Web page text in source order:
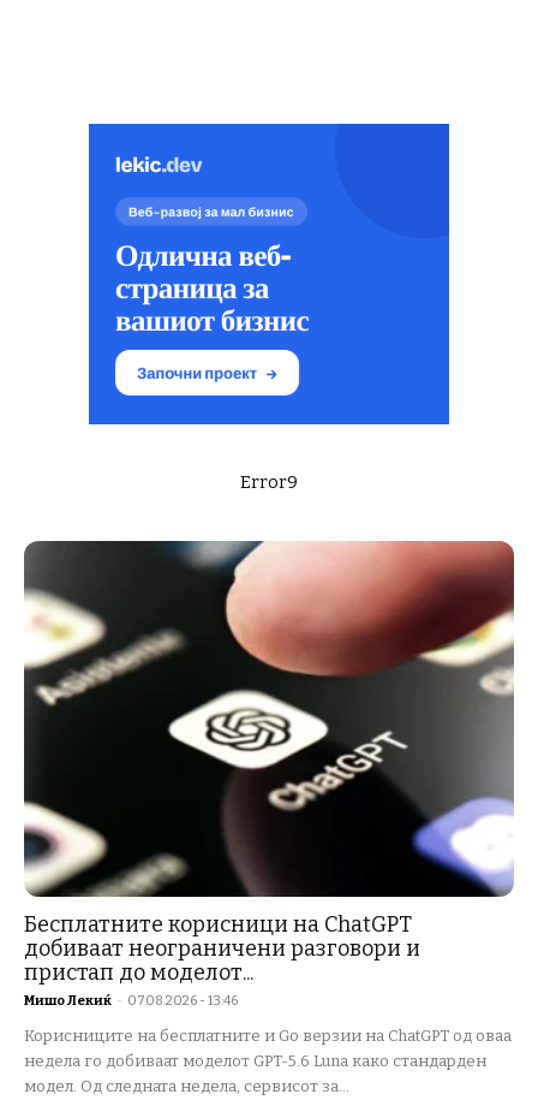
Error9
Бесплатните корисници на ChatGPT
добиваат неограничени разговори и
пристап до моделот...
Мишо Лекиќ - 07.08.2026 - 13:46
Корисниците на бесплатните и Go верзии на ChatGPT од оваа
недела го добиваат моделот GPT-5.6 Luna како стандарден
модел. Од следната недела, сервисот за...